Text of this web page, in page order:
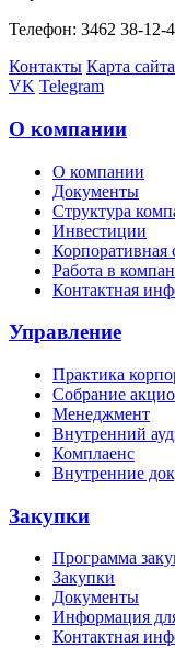
Телефон: 3462 38-12-
Контакты Карта сайта
VK Telegram
О компании
О компании
Документы
Структура
Инвестиции
Корпоративная
Работа в
Контактная
Управление
Практика
Собрание
Менеджмент
Внутренний
Комплаенс
Внутренние
Закупки
Программа
Закупки
Документы
Информация
Контактная